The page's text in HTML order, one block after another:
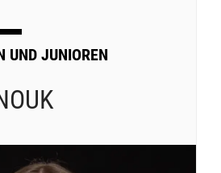
UND JUNIOREN